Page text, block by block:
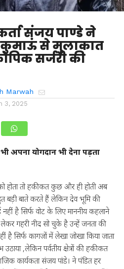
संजय पाण्डे ने
कुमाऊं से मुलाकात
सर्जरी की
Marwah
3, 2025
अपना योगदान भी देना पड़ता
होता तो हकीकत कुछ और ही होती अब
बड़ी बाते करते हैं लेकिन देव भूमि की
है सिर्फ वोट के लिए माननीय कहलाने
लेकर गहरी नीद सो चुके है उन्हें जनता की
है सिर्फ कागजों में लेखा जोखा किया जाता
,लेकिन पर्वतीय क्षेत्रों की हकीकत
कार्यकता संजय पांडे। ने पंडित हर